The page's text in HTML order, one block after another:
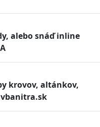
alebo snáď inline
krovov, altánkov,